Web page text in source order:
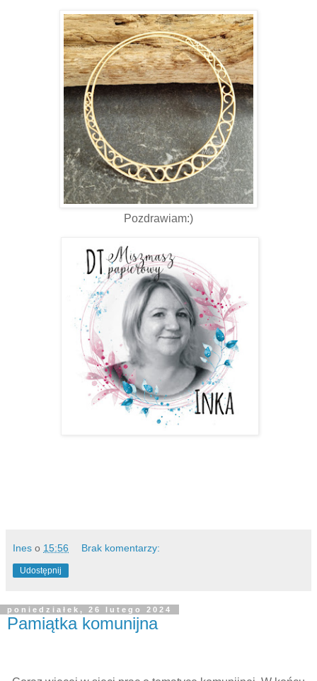
Pozdrawiam:)
Ines o 15:56 Brak komentarzy:
Udostępnij
poniedziałek, 26 lutego 2024
Pamiątka komunijna